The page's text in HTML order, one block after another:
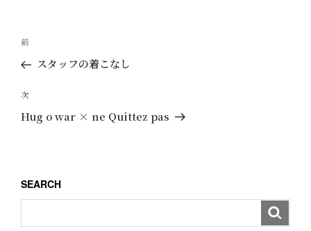
投
ナ
ビ
ゲ
ン
過
去
投
稿
前
スタッフの着こなし
次
の
次
Hug o war × ne Quittez pas
SEARCH